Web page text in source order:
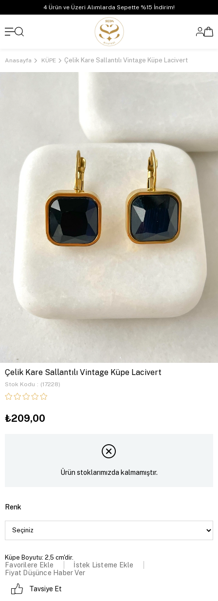
4 Ürün ve Üzeri Alımlarda Sepette %15 İndirim!
Anasayfa KÜPE Çelik Kare Sallantılı Vintage Küpe Lacivert
Çelik Kare Sallantılı Vintage Küpe Lacivert
Stok Kodu (17228)
₺209,00
Ürün stoklarımızda kalmamıştır.
Renk
Küpe Boyutu: 2,5 cm'dir.
Favorilere Ekle
İstek Listeme Ekle
Fiyat Düşünce Haber Ver
Tavsiye Et